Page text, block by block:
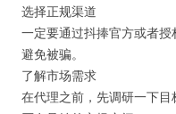
选择正规渠道
一定要通过抖捧官方或者授
避免被骗。
了解市场需求
在代理之前，先调研一下